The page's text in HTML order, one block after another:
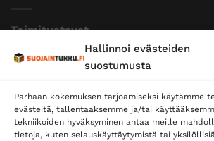
Hallinnoi evästeiden
suostumusta
Parhaan kokemuksen tarjoamiseksi käytämme
evästeitä, tallentaaksemme ja/tai
tekniikoiden hyväksyminen antaa meille
tietoja, kuten selauskäyttäytymistä tai
Toimitustavat
Posti
Postnord